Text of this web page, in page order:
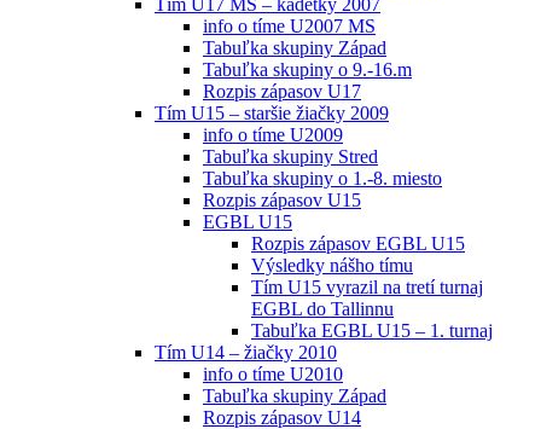
info o tíme U2007 MS
Tabuľka skupiny Západ
Tabuľka skupiny o 9.-16.m
Rozpis zápasov U17
Tím U15 – staršie žiačky 2009
info o tíme U2009
Tabuľka skupiny Stred
Tabuľka skupiny o 1.-8. miesto
Rozpis zápasov U15
EGBL U15
Rozpis zápasov EGBL U15
Výsledky nášho tímu
Tím U15 vyrazil na tretí turnaj
EGBL do Tallinnu
Tabuľka EGBL U15 – 1. turnaj
Tím U14 – žiačky 2010
info o tíme U2010
Tabuľka skupiny Západ
Rozpis zápasov U14